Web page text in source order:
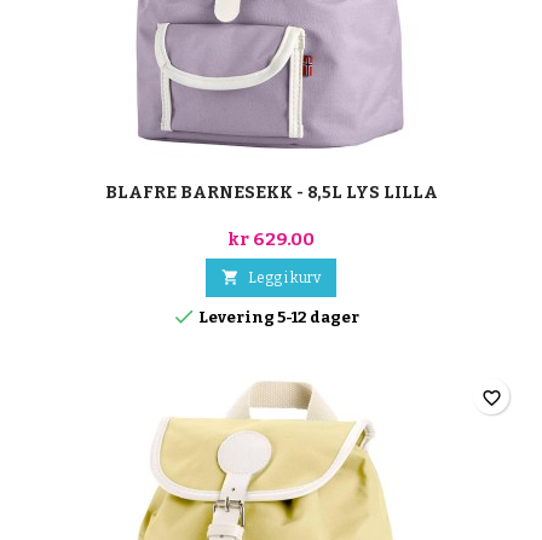
BLAFRE BARNESEKK - 8,5L LYS LILLA
kr 629.00
 Legg i kurv
 Levering 5-12 dager
favorite_border